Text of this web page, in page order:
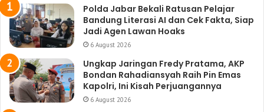
Polda Jabar Bekali Ratusan Pelajar
Bandung Literasi AI dan Cek Fakta, Siap
Jadi Agen Lawan Hoaks
6 August 2026
Ungkap Jaringan Fredy Pratama, AKP
Bondan Rahadiansyah Raih Pin Emas
Kapolri, Ini Kisah Perjuangannya
6 August 2026